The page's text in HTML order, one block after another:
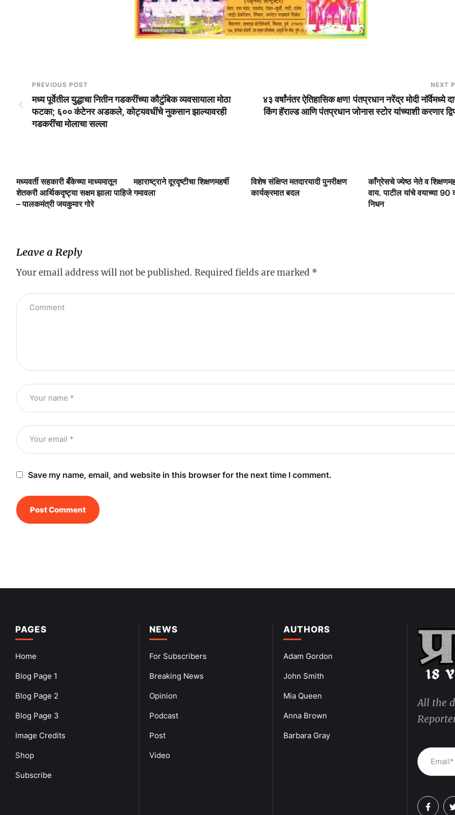
PREVIOUS POST
मध्य पूर्वेतील युद्धाचा नितीन गडकरींच्या कौटुंबिक व्यवसायाला मोठा
फटका; ६०० कंटेनर अडकले, कोट्यवधींचे नुकसान झाल्यावरही
गडकरींचा मोलाचा सल्ला
NEXT
४३ वर्षांनंतर ऐतिहासिक क्षण! पंतप्रधान नरेंद्र मोदी नॉर्वेमध्ये
किंग हॅराल्ड आणि पंतप्रधान जोनास स्टोर यांच्याशी करणार
मध्यवर्ती सहकारी बँकेच्या माध्यमातून
शेतकरी आर्थिकदृष्ट्या सक्षम झाला पाहिजे
– पालकमंत्री जयकुमार गोरे
महाराष्ट्राने दूरदृष्टीचा शिक्षणमहर्षी
गमावला
विशेष संक्षिप्त मतदारयादी पुनरीक्षण
कार्यक्रमात बदल
काँग्रेसचे ज्येष्ठ नेते व
वाय. पाटील यांचे वयाच्या 90
निधन
Leave a Reply
Your email address will not be published. Required fields are marked *
Save my name, email, and website in this browser for the next time I comment.
PAGES
Home
Blog Page 1
Blog Page 2
Blog Page 3
Image Credits
Shop
Subscribe
NEWS
For Subscribers
Breaking News
Opinion
Podcast
Post
Video
AUTHORS
Adam Gordon
John Smith
Mia Queen
Anna Brown
Barbara Gray
All the